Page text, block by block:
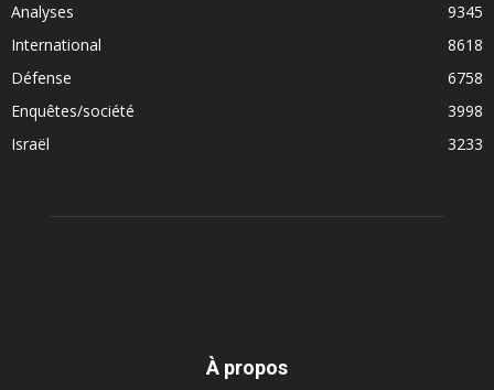
Analyses
9345
International
8618
Défense
6758
Enquêtes/société
3998
Israël
3233
À propos